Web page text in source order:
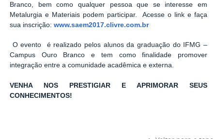
Branco, bem como qualquer pessoa que se interesse em
Metalurgia e Materiais podem participar.
Acesse o link e faça
sua inscrição: www.saem2017.clivre.com.br
O evento
é realizado pelos alunos da graduação do IFMG –
Campus Ouro Branco e tem como finalidade promover
integração entre a comunidade acadêmica e externa.
VENHA NOS PRESTIGIAR E APRIMORAR SEUS
CONHECIMENTOS!